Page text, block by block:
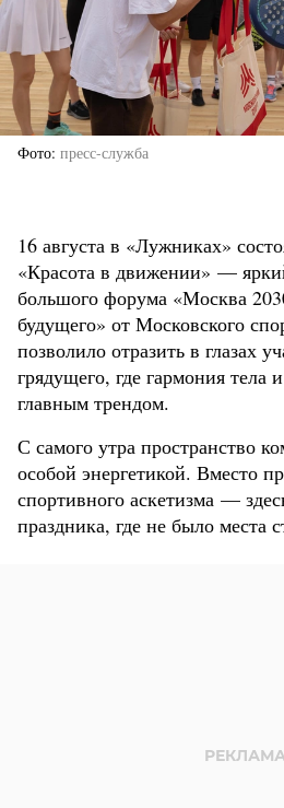
Фото пресс-служба
16 августа в «Лужниках»
«Красота в движении» —
большого форума «Москва
будущего» от Московского
позволило отразить в глазах
грядущего, где гармония тела
главным трендом.
С самого утра пространство
особой энергетикой. Вместо
спортивного аскетизма —
праздника, где не было места